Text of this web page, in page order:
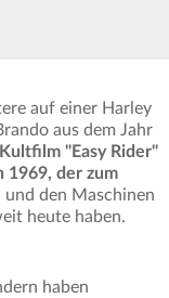
auf einer Harley
aus dem Jahr
"Easy Rider"
1969, der zum
und den Maschinen
heute haben.
haben